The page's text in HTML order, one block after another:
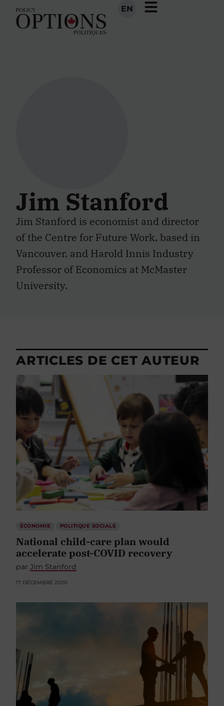
EN
Jim Stanford
Jim Stanford is economist and director
of the Centre for Future Work, based in
Vancouver, and Harold Innis Industry
Professor of Economics at McMaster
University.
ARTICLES DE CET AUTEUR
ÉCONOMIE POLITIQUE SOCIALE
National child-care plan would
accelerate post-COVID recovery
par Jim Stanford
17 DÉCEMBRE 2020